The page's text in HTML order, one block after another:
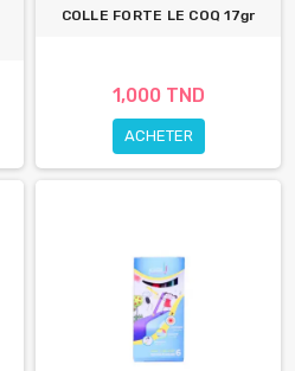
COLLE FORTE LE COQ 17gr
1,000 TND
ACHETER